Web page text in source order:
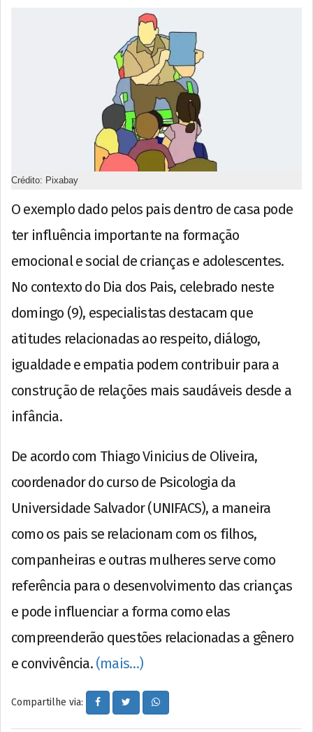
Crédito: Pixabay
O exemplo dado pelos pais dentro de casa pode
ter influência importante na formação
emocional e social de crianças e adolescentes.
No contexto do Dia dos Pais, celebrado neste
domingo (9), especialistas destacam que
atitudes relacionadas ao respeito, diálogo,
igualdade e empatia podem contribuir para a
construção de relações mais saudáveis desde a
infância.
De acordo com Thiago Vinicius de Oliveira,
coordenador do curso de Psicologia da
Universidade Salvador (UNIFACS), a maneira
como os pais se relacionam com os filhos,
companheiras e outras mulheres serve como
referência para o desenvolvimento das crianças
e pode influenciar a forma como elas
compreenderão questões relacionadas a gênero
e convivência. (mais…)
Compartilhe via: